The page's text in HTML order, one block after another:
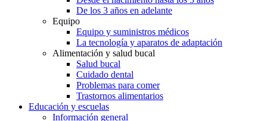
De los 3 años en adelante
Equipo
Equipo y suministros médicos
La tecnología y aparatos de adaptación
Alimentación y salud bucal
Salud bucal
Cuidado dental
Problemas para comer
Trastornos alimentarios
Educación y escuelas
Información general